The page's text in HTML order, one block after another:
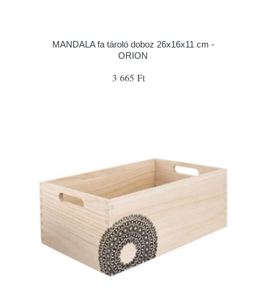
MANDALA fa tároló doboz 26x16x11 cm -
ORION
3 665 Ft